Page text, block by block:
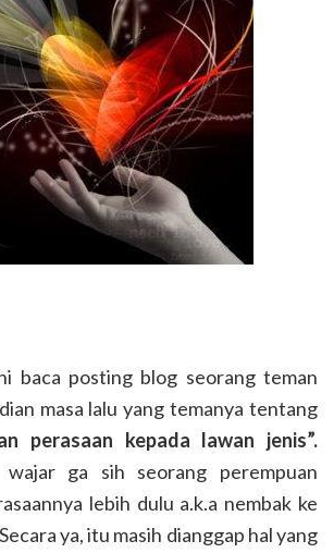
baca posting blog seorang teman
masa lalu yang temanya tentang
perasaan kepada lawan jenis”.
ga sih seorang perempuan
lebih dulu a.k.a nembak ke
ya, itu masih dianggap hal yang